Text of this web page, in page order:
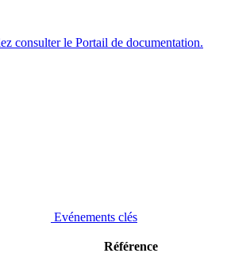
consulter le Portail de documentation.
Evénements clés
Référence